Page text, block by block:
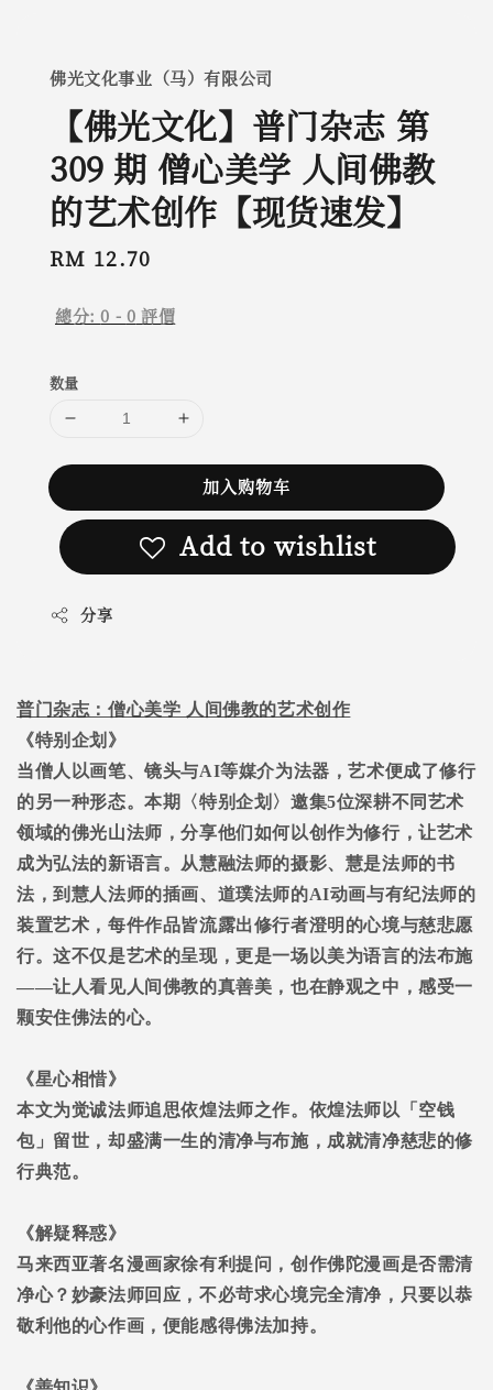
佛光文化事业（马）有限公司
【佛光文化】普门杂志 第
309 期 僧心美学 人间佛教
的艺术创作【现货速发】
Regular
RM 12.70
總分:0 - 0 評價
数量
加入购物车
Add to wishlist
分享
普门杂志：僧心美学 人间佛教的艺术创作
《特别企划》
当僧人以画笔、镜头与AI等媒介为法器，艺术便成了修行
的另一种形态。本期〈特别企划〉邀集5位深耕不同艺术
领域的佛光山法师，分享他们如何以创作为修行，让艺术
成为弘法的新语言。从慧融法师的摄影、慧是法师的书
法，到慧人法师的插画、道璞法师的AI动画与有纪法师的
装置艺术，每件作品皆流露出修行者澄明的心境与慈悲愿
行。这不仅是艺术的呈现，更是一场以美为语言的法布施
——让人看见人间佛教的真善美，也在静观之中，感受一
颗安住佛法的心。
《星心相惜》
本文为觉诚法师追思依煌法师之作。依煌法师以「空钱
包」留世，却盛满一生的清净与布施，成就清净慈悲的修
行典范。
《解疑释惑》
马来西亚著名漫画家徐有利提问，创作佛陀漫画是否需清
净心？妙豪法师回应，不必苛求心境完全清净，只要以恭
敬利他的心作画，便能感得佛法加持。